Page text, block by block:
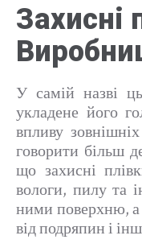
Захисні
У самій назві
укладене його
впливу
говорити більш
що захисні
вологи, пилу та
ними поверхню, а
від подряпин і